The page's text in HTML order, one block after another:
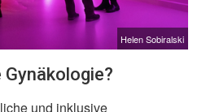
Helen Sobiralski
und inklusive